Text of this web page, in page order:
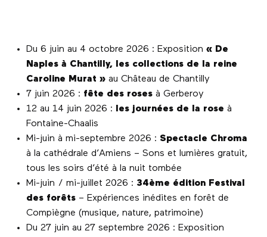
Du 6 juin au 4 octobre 2026 : Exposition « De
Naples à Chantilly, les collections de la reine
Caroline Murat » au Château de Chantilly
7 juin 2026 : fête des roses à Gerberoy
12 au 14 juin 2026 : les journées de la rose à
Fontaine-Chaalis
Mi-juin à mi-septembre 2026 : Spectacle Chroma
à la cathédrale d’Amiens – Sons et lumières gratuit,
tous les soirs d’été à la nuit tombée
Mi-juin / mi-juillet 2026 : 34ème édition Festival
des forêts – Expériences inédites en forêt de
Compiègne (musique, nature, patrimoine)
Du 27 juin au 27 septembre 2026 : Exposition